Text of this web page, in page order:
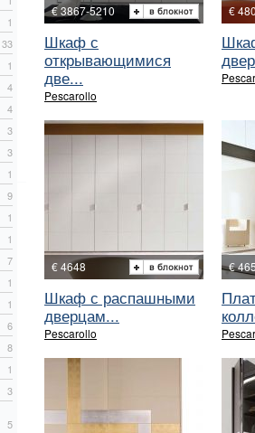
1
33
1
4
4
3
3
1
9
1
1
7
1
1
6
8
1
3
5
€ 3867-5210
Шкаф с
открывающимися
две...
Pescarollo
€
€ 4648
Шкаф с распашными
дверцам...
Pescarollo
€